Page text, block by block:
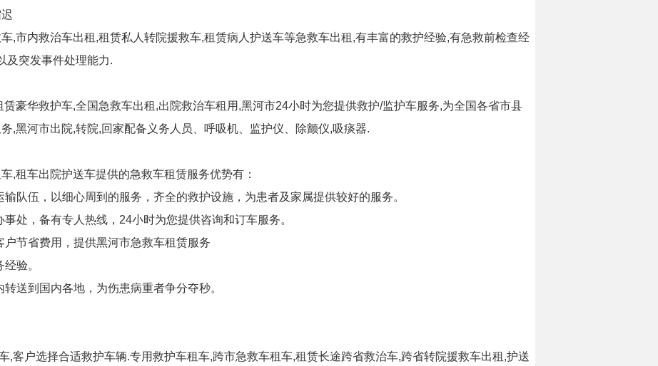
,市内救治车出租,租赁私人转院援救车,租赁病人护送车等急救车出租,有丰富的救护经验,有急救前检查经
及突发事件处理能力.
豪华救护车,全国急救车出租,出院救治车租用,黑河市24小时为您提供救护/监护车服务,为全国各省市县
,黑河市出院,转院,回家配备义务人员、呼吸机、监护仪、除颤仪,吸痰器.
,租车出院护送车提供的急救车租赁服务优势有：
队伍，以细心周到的服务，齐全的救护设施，为患者及家属提供较好的服务。
处，备有专人热线，24小时为您提供咨询和订车服务。
节省费用，提供黑河市急救车租赁服务
验。
送到国内各地，为伤患病重者争分夺秒。
,客户选择合适救护车辆.专用救护车租车,跨市急救车租车,租赁长途跨省救治车,跨省转院援救车出租,护送